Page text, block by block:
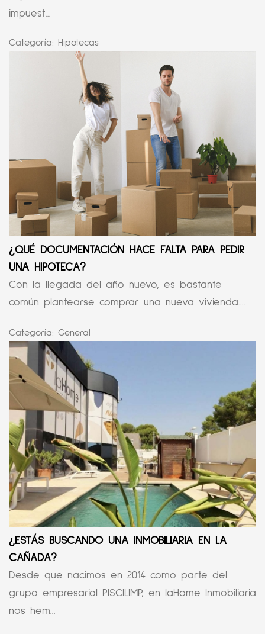
impuest...
Categoría: Hipotecas
¿QUÉ DOCUMENTACIÓN HACE FALTA PARA PEDIR
UNA HIPOTECA?
Con la llegada del año nuevo, es bastante
común plantearse comprar una nueva vivienda....
Categoría: General
¿ESTÁS BUSCANDO UNA INMOBILIARIA EN LA
CAÑADA?
Desde que nacimos en 2014 como parte del
grupo empresarial PISCILIMP, en laHome Inmobiliaria
nos hem...